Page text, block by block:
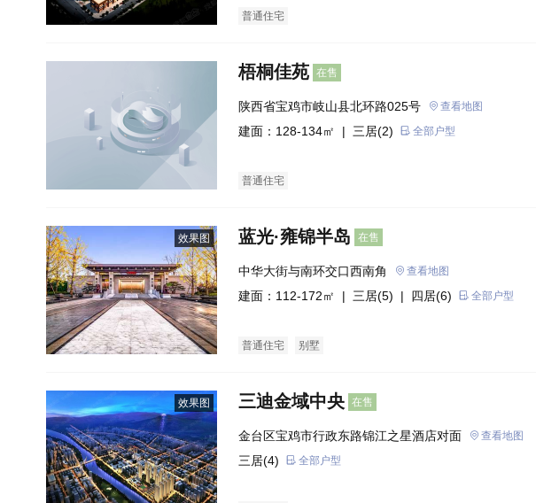
普通住宅
梧桐佳苑 在售
陕西省宝鸡市岐山县北环路025号 查看地图
建面：128-134㎡ | 三居(2) 全部户型
普通住宅
效果图 蓝光·雍锦半岛 在售
中华大街与南环交口西南角 查看地图
建面：112-172㎡ | 三居(5) | 四居(6) 全部户型
普通住宅 别墅
效果图 三迪金域中央 在售
金台区宝鸡市行政东路锦江之星酒店对面 查看地图
三居(4) 全部户型